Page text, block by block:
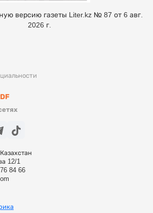
12/1
84 66
версию газеты Liter.kz № 87 от 6 авг.
2026 г.